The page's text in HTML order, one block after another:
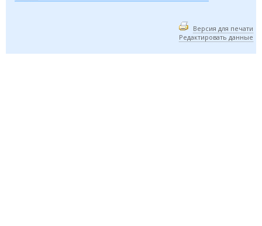
Версия для печати
Редактировать данные